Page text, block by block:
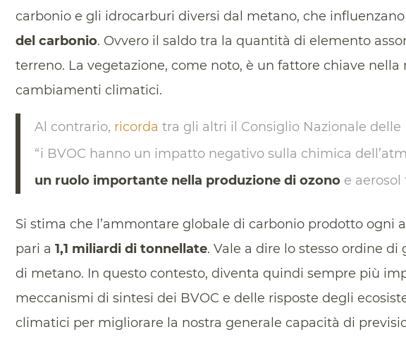
carbonio e gli idrocarburi diversi dal metano, che influenzano
del carbonio. Ovvero il saldo tra la quantità di elemento
terreno. La vegetazione, come noto, è un fattore chiave
cambiamenti climatici.
Al contrario, ricorda tra gli altri il Consiglio Nazionale delle
“i BVOC hanno un impatto negativo sulla chimica
un ruolo importante nella produzione di ozono e aerosol
Si stima che l’ammontare globale di carbonio prodotto ogni
pari a 1,1 miliardi di tonnellate. Vale a dire lo stesso ordine
di metano. In questo contesto, diventa quindi sempre più
meccanismi di sintesi dei BVOC e delle risposte degli
climatici per migliorare la nostra generale capacità di